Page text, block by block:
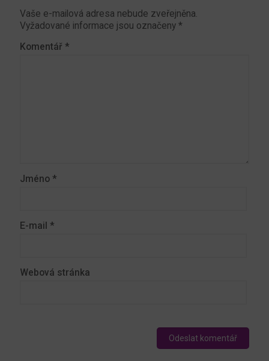
Vaše e-mailová adresa nebude zveřejněna.
Vyžadované informace jsou označeny *
Komentář *
Jméno *
E-mail *
Webová stránka